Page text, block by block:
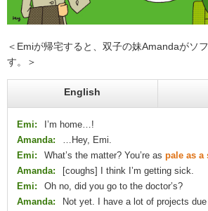
＜Emiが帰宅すると、双子の妹Amandaがソ
す。＞
English
Emi:
I’m home…!
Amanda:
…Hey, Emi.
Emi:
What’s the matter? You’re as pale as a
Amanda:
[coughs] I think I’m getting sick.
Emi:
Oh no, did you go to the doctor’s?
Amanda:
Not yet. I have a lot of projects